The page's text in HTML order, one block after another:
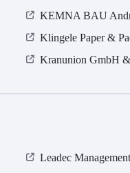
KEMNA BAU
Klingele Paper &
Kranunion GmbH
Leadec